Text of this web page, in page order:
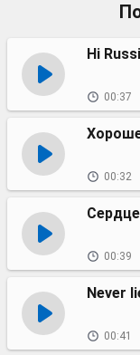
Hi
00:37
00:32
00:39
Never
00:41